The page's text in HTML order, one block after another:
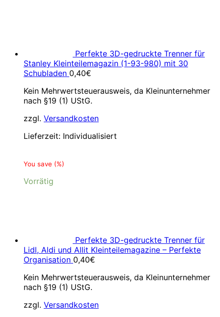
Perfekte 3D-gedruckte Trenner für
Stanley Kleinteilemagazin (1-93-980) mit 30
Schubladen 0,40€
Kein Mehrwertsteuerausweis, da Kleinunternehmer
nach §19 (1) UStG.
zzgl. Versandkosten
Lieferzeit: Individualisiert
You save (%)
Vorrätig
Perfekte 3D-gedruckte Trenner für
Lidl, Aldi und Allit Kleinteilemagazine – Perfekte
Organisation 0,40€
Kein Mehrwertsteuerausweis, da Kleinunternehmer
nach §19 (1) UStG.
zzgl. Versandkosten